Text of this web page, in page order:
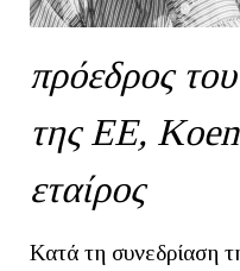
πρόεδρος
της ΕΕ,
εταίρος
Κατά τη συνεδρίαση